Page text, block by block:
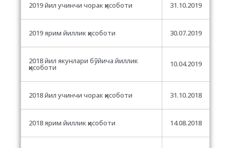
2019 йил учинчи чорак ҳисоботи 31.10.2019
2019 ярим йиллик ҳисоботи 30.07.2019
2018 йил якунлари бўйича йиллик
ҳисоботи 10.04.2019
2018 йил учинчи чорак ҳисоботи 31.10.2018
2018 ярим йиллик ҳисоботи 14.08.2018